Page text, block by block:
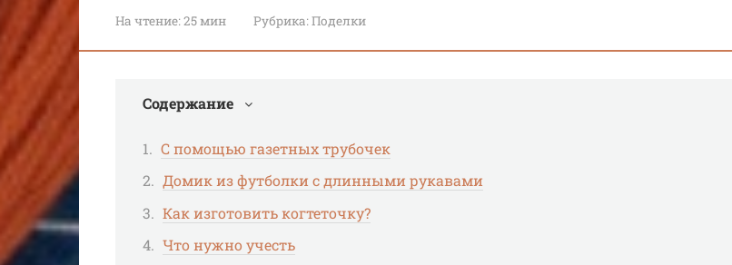
На чтение:25 мин Рубрика:Поделки
Содержание
С помощью газетных трубочек
Домик из футболки с длинными рукавами
Как изготовить когтеточку?
Что нужно учесть